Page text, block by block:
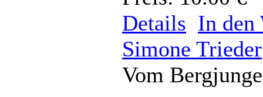
Details In den
Simone Trieder
Vom